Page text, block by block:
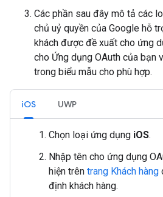
Các phần sau đây mô tả các
chủ uỷ quyền của Google hỗ
khách được đề xuất cho ứng
cho Ứng dụng OAuth của bạn
trong biểu mẫu cho phù hợp.
iOS UWP
Chọn loại ứng dụng iOS.
Nhập tên cho ứng dụng
hiện trên trang Khách hàng
định khách hàng.